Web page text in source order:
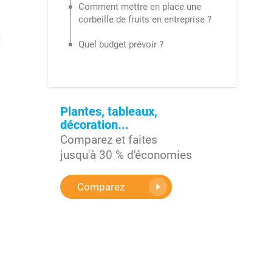
Comment mettre en place une
corbeille de fruits en entreprise ?
Quel budget prévoir ?
Plantes, tableaux,
décoration...
Comparez et faites
jusqu'à 30 % d'économies
Comparez